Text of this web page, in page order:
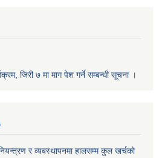
जिरी ७ मा माग पेश गर्ने सम्बन्धी सूचना ।
र व्यबस्थापनमा हालसम्म कुल खर्चको